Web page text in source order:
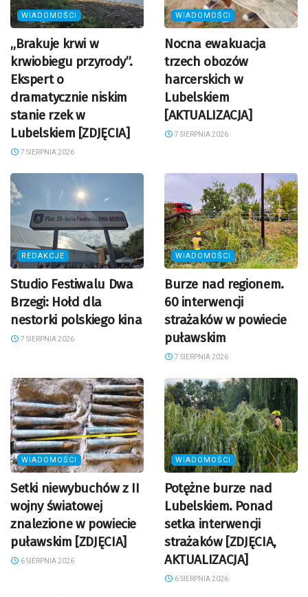
WIADOMOŚCI
„Brakuje krwi w
krwiobiegu przyrody”.
Ekspert o
dramatycznie niskim
stanie rzek w
Lubelskiem [ZDJĘCIA]
7 SIERPNIA 2026
WIADOMOŚCI
Nocna ewakuacja
trzech obozów
harcerskich w
Lubelskiem
[AKTUALIZACJA]
7 SIERPNIA 2026
REDAKCJE
Studio Festiwalu Dwa
Brzegi: Hołd dla
nestorki polskiego kina
7 SIERPNIA 2026
WIADOMOŚCI
Burze nad regionem.
60 interwencji
strażaków w powiecie
puławskim
7 SIERPNIA 2026
WIADOMOŚCI
Setki niewybuchów z II
wojny światowej
znalezione w powiecie
puławskim [ZDJĘCIA]
6 SIERPNIA 2026
WIADOMOŚCI
Potężne burze nad
Lubelskiem. Ponad
setka interwencji
strażaków [ZDJĘCIA,
AKTUALIZACJA]
6 SIERPNIA 2026